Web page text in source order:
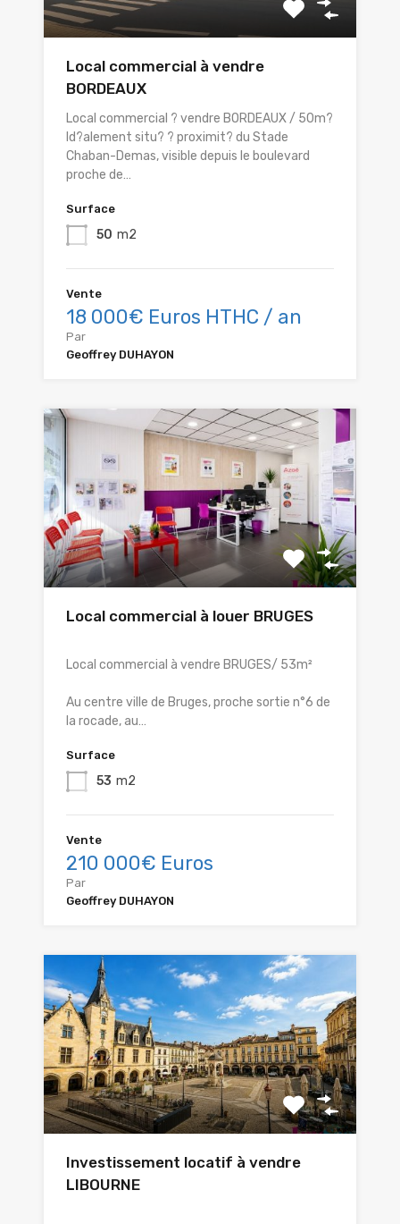
Local commercial à vendre
BORDEAUX
Local commercial ? vendre BORDEAUX / 50m?
Id?alement situ? ? proximit? du Stade
Chaban-Demas, visible depuis le boulevard
proche de…
Surface
50 m2
Vente
18 000€ Euros HTHC / an
Par
Geoffrey DUHAYON
Local commercial à louer BRUGES
Local commercial à vendre BRUGES/ 53m²
Au centre ville de Bruges, proche sortie n°6 de
la rocade, au…
Surface
53 m2
Vente
210 000€ Euros
Par
Geoffrey DUHAYON
Investissement locatif à vendre
LIBOURNE